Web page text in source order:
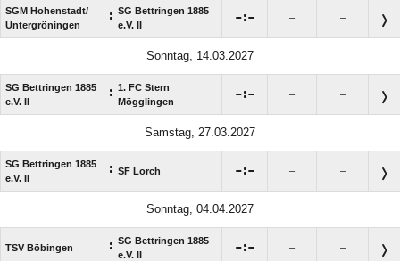
SGM Hohenstadt/​
Untergröningen
: SG Bettringen 1885
e.V. II
: – –
Sonntag, 14.03.2027
SG Bettringen 1885
e.V. II
: 1. FC Stern
Mögglingen
: – –
Samstag, 27.03.2027
SG Bettringen 1885
e.V. II
: SF Lorch : – –
Sonntag, 04.04.2027
TSV Böbingen : SG Bettringen 1885
e.V. II
: – –